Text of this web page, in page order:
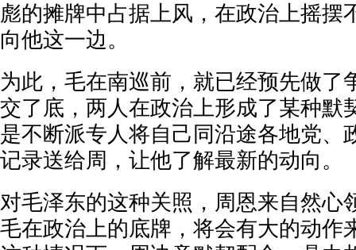
彪的摊牌中占据上风，在政治上摇摆
向他这一边。
为此，毛在南巡前，就已经预先做了
交了底，两人在政治上形成了某种默
是不断派专人将自己同沿途各地党、
记录送给周，让他了解最新的动向。
对毛泽东的这种关照，周恩来自然心
毛在政治上的底牌，将会有大的动作